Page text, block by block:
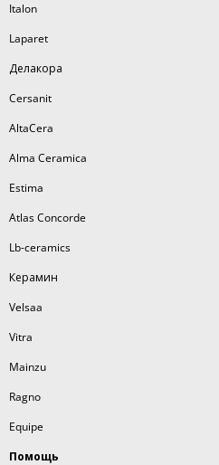
Italon
Laparet
Делакора
Cersanit
AltaCera
Alma Ceramica
Estima
Atlas Concorde
Lb-ceramics
Керамин
Velsaa
Vitra
Mainzu
Ragno
Equipe
Помощь